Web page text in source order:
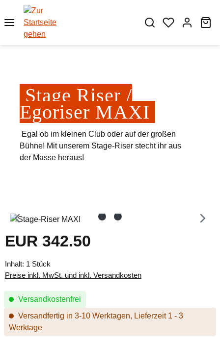
Zum Hauptinhalt springen
Stage Riser /
Egoriser MAXI
Egal ob im kleinen Club oder auf der großen
Bühne! Mit unserem Stage-Riser stecht ihr aus
der Masse heraus!
Bildergalerie überspringen
Regulärer Preis:
EUR 342.50
Inhalt: 1 Stück
Preise inkl. MwSt. und inkl. Versandkosten
Versandkostenfrei
Versandfertig in 3-10 Werktagen, Lieferzeit 1 - 3
Werktage